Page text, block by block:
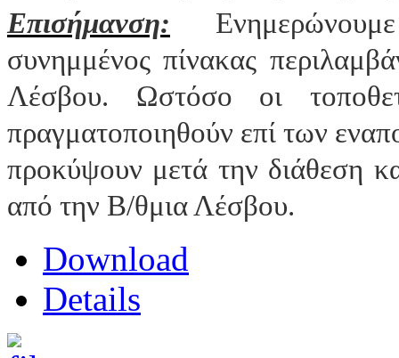
Επισήμανση:
συνημμένος πίνακας
Λέσβου. Ωστόσο οι
πραγματοποιηθούν επί των
προκύψουν μετά την διάθεση
από την Β/θμια Λέσβου.
Download
Details